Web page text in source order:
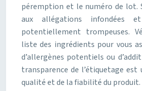
péremption et le numéro de lot.
aux allégations infondées
potentiellement trompeuses.
liste des ingrédients pour vous
d’allergènes potentiels ou
transparence de l’étiquetage est
qualité et de la fiabilité du produit.